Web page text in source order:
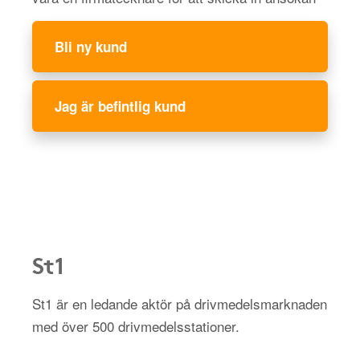
Bli ny kund
Jag är befintlig kund
St1
St1 är en ledande aktör på drivmedelsmarknaden
med över 500 drivmedelsstationer.